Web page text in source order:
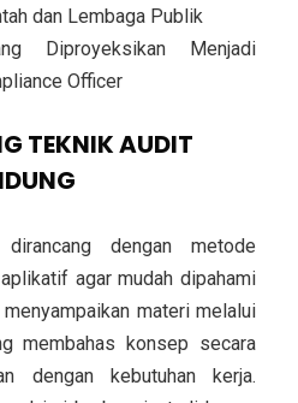
dan Lembaga Publik
Diproyeksikan Menjadi
Officer
TEKNIK AUDIT
dengan metode
agar mudah dipahami
materi melalui
membahas konsep secara
dengan kebutuhan kerja.